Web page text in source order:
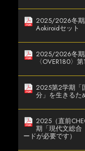
2025/2026冬期
Aokiroidセット
2025/2026冬期
〈OVER180〉
2025第2学期「
分」を生きるた
2025（直前
期「現代文総合
ードが必要です）